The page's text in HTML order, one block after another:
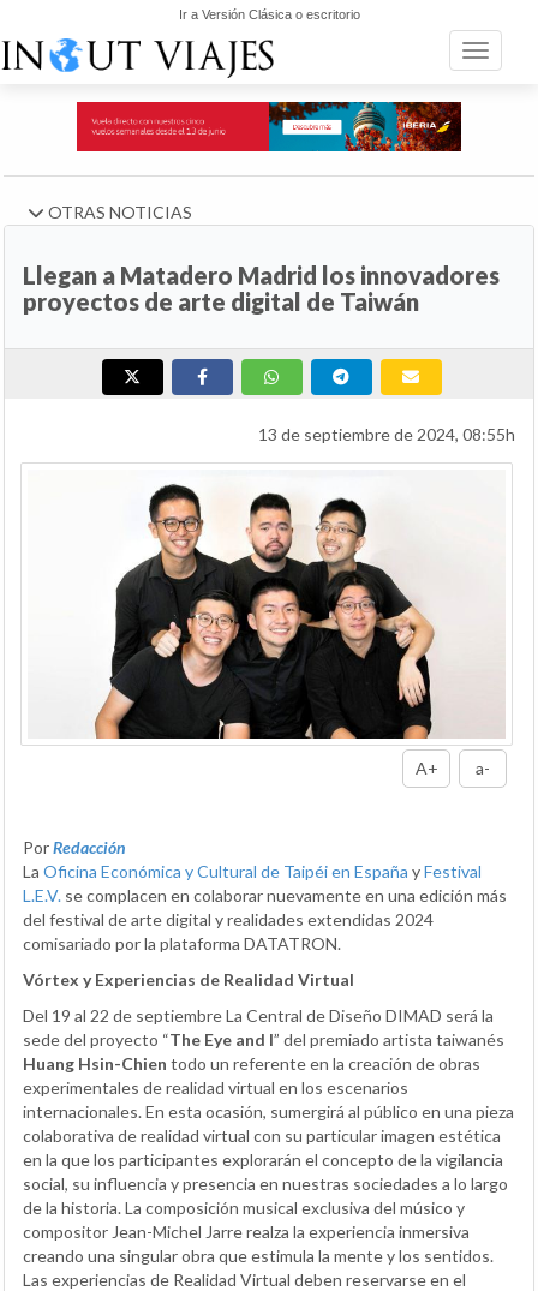
Ir a Versión Clásica o escritorio
Toggle
OTRAS NOTICIAS
Llegan a Matadero Madrid los innovadores
proyectos de arte digital de Taiwán
13 de septiembre de 2024, 08:55h
A+ a-
PorRedacción
La Oficina Económica y Cultural de Taipéi en España yFestival
L.E.V. se complacen en colaborar nuevamente en una edición más
del festival de arte digital y realidades extendidas 2024
comisariado por la plataforma DATATRON.
Vórtex y Experiencias de Realidad Virtual
Del 19 al 22 de septiembre La Central de Diseño DIMAD será la
sede del proyecto “The Eye and I” del premiado artista taiwanés
Huang Hsin-Chien todo un referente en la creación de obras
experimentales de realidad virtual en los escenarios
internacionales. En esta ocasión, sumergirá al público en una pieza
colaborativa de realidad virtual con su particular imagen estética
en la que los participantes explorarán el concepto de la vigilancia
social, su influencia y presencia en nuestras sociedades a lo largo
de la historia. La composición musical exclusiva del músico y
compositor Jean-Michel Jarre realza la experiencia inmersiva
creando una singular obra que estimula la mente y los sentidos.
Las experiencias de Realidad Virtual deben reservarse en el